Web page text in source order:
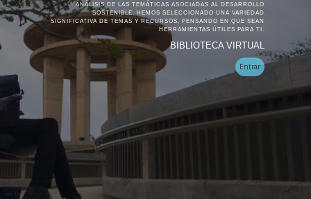
ANÁLISIS DE LAS TEMÁTICAS ASOCIADAS AL DESARROLLO
SOSTENIBLE. HEMOS SELECCIONADO UNA VARIEDAD
SIGNIFICATIVA DE TEMAS Y RECURSOS, PENSANDO EN QUE SEAN
HERRAMIENTAS ÚTILES PARA TI.
BIBLIOTECA VIRTUAL
Entrar